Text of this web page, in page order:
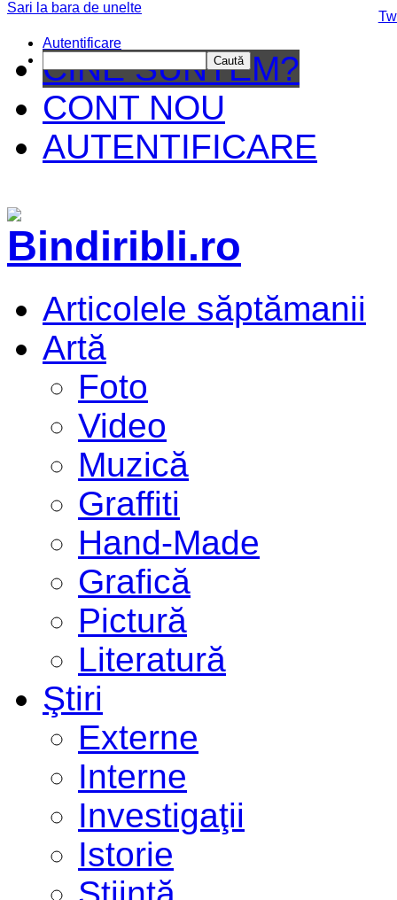
CINE SUNTEM?
CONT NOU
AUTENTIFICARE
Articolele săptămanii
Artă
Foto
Video
Muzică
Graffiti
Hand-Made
Grafică
Pictură
Literatură
Ştiri
Externe
Interne
Investigaţii
Istorie
Sari la bara de unelte
Autentificare
Caută